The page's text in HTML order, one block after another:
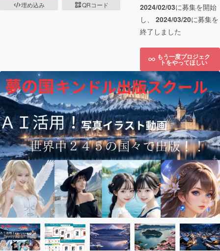
埋め込み
QRコード
2024/02/03に募集を開始
し、 2024/03/20に募集を
終了しました
もう一度プロジェク
トをやってほしい